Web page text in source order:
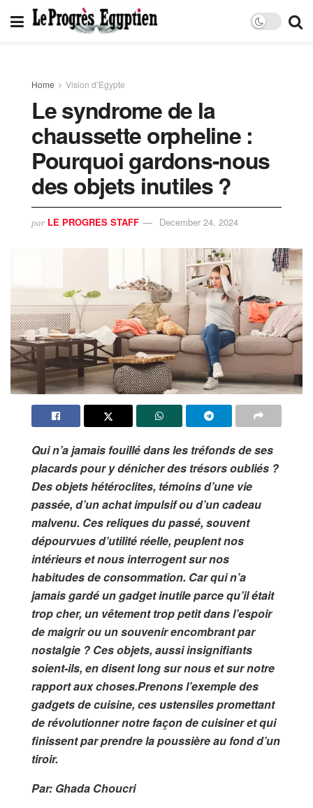
Home Vision d’Egypte
Le syndrome de la
chaussette orpheline :
Pourquoi gardons-nous
des objets inutiles ?
par LE PROGRES STAFF December 24, 2024
Qui n’a jamais fouillé dans les tréfonds de ses
placards pour y dénicher des trésors oubliés ?
Des objets hétéroclites, témoins d’une vie
passée, d’un achat impulsif ou d’un cadeau
malvenu. Ces reliques du passé, souvent
dépourvues d’utilité réelle, peuplent nos
intérieurs et nous interrogent sur nos
habitudes de consommation. Car qui n’a
jamais gardé un gadget inutile parce qu’il était
trop cher, un vêtement trop petit dans l’espoir
de maigrir ou un souvenir encombrant par
nostalgie ? Ces objets, aussi insignifiants
soient-ils, en disent long sur nous et sur notre
rapport aux choses.Prenons l’exemple des
gadgets de cuisine, ces ustensiles promettant
de révolutionner notre façon de cuisiner et qui
finissent par prendre la poussière au fond d’un
tiroir.
Par: Ghada Choucri